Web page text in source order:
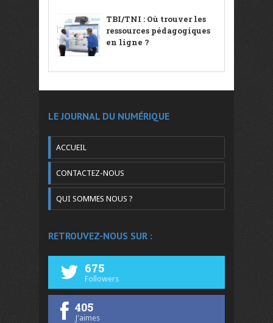
TBI/TNI : Où trouver les
ressources pédagogiques
en ligne ?
LE JOURNAL DU NUMÉRIQUE
ACCUEIL
CONTACTEZ-NOUS
QUI SOMMES NOUS ?
RETROUVEZ-NOUS SUR :
675
Followers
405
J'aimes